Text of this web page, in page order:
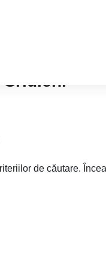
de căutare.